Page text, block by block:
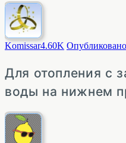
Komissar4.60K
Для отопления с
воды на нижнем